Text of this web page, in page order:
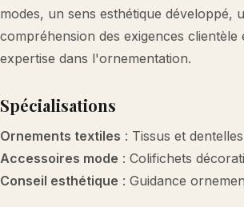
modes, un sens esthétique développé,
compréhension des exigences clientèle
expertise dans l'ornementation.
Spécialisations
Ornements textiles : Tissus et dentelles
Accessoires mode : Colifichets
Conseil esthétique : Guidance